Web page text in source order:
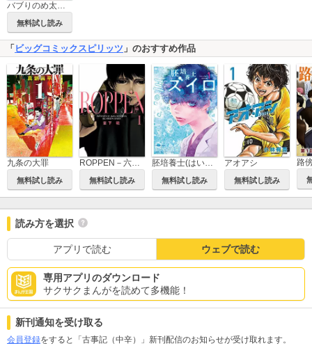
無料試し読み
「ビッグコミックスピリッツ 」のおすすめ作品
九条の大罪
無料試し読み 無料試し読み 無料試し読み
アオアシ
無料試し読み
読み方を選択
アプリで読む ウェブで読む
専用アプリのダウンロード
サクサクまんがを読めて多機能！
新刊通知を受け取る
会員登録をすると「古事記（中辛）」新刊配信のお知らせが受け取れます。